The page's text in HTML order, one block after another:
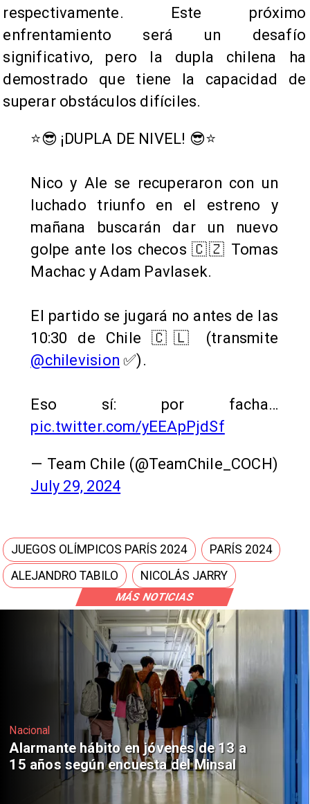
MÁS NOTICIAS
respectivamente. Este próximo
enfrentamiento será un desafío
significativo, pero la dupla chilena ha
demostrado que tiene la capacidad de
superar obstáculos difíciles.
⭐️😎 ¡DUPLA DE NIVEL! 😎⭐️
Nico y Ale se recuperaron con un
luchado triunfo en el estreno y
mañana buscarán dar un nuevo
golpe ante los checos 🇨🇿 Tomas
Machac y Adam Pavlasek.
El partido se jugará no antes de las
10:30 de Chile 🇨🇱 (transmite
@chilevision ✅).
Eso sí: por facha…
pic.twitter.com/yEEApPjdSf
— Team Chile (@TeamChile_COCH)
July 29, 2024
JUEGOS OLÍMPICOS PARÍS 2024
PARÍS 2024
ALEJANDRO TABILO
NICOLÁS JARRY
Regiones
Aprueban creación del Parque
Sebastián Piñera con inversión de $4
mil millones